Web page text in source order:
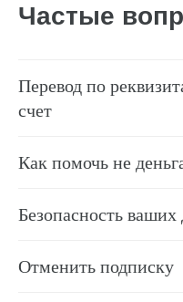
Частые
Перевод по
счет
Как помочь не
Безопасность
Отменить подписку